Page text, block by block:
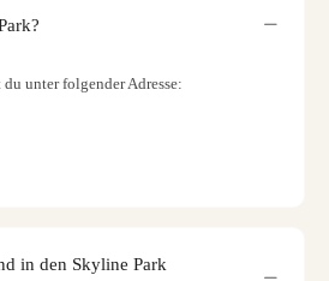
unter folgender Adresse:
in den Skyline Park